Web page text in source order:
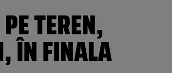
TEREN,
ÎN FINALA